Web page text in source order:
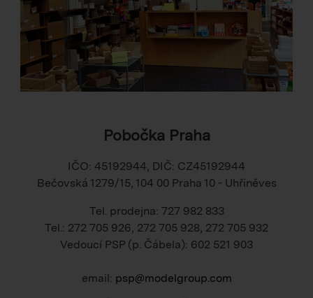
Pobočka Praha
IČO: 45192944, DIČ: CZ45192944
Bečovská 1279/15, 104 00 Praha 10 - Uhřiněves
Tel. prodejna: 727 982 833
Tel.: 272 705 926, 272 705 928, 272 705 932
Vedoucí PSP (p. Čábela): 602 521 903
email: psp@modelgroup.com